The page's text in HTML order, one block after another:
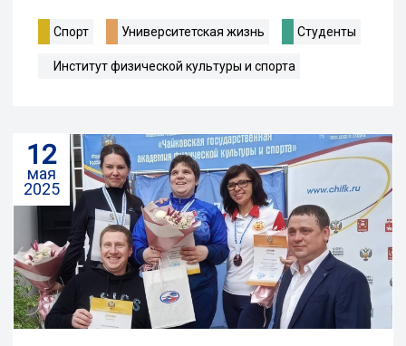
Спорт Университетская жизнь Студенты
Институт физической культуры и спорта
12
мая
2025